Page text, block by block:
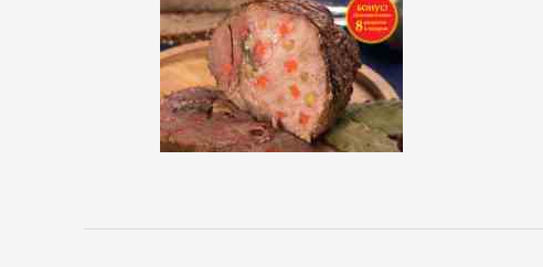
Корпоративная
финансы